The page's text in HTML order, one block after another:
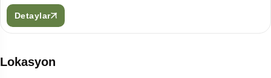
Detaylar
Lokasyon